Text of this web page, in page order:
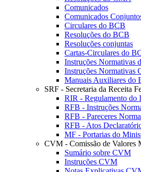
Comunicados
Comunicados
Circulares do BCB
Resoluções do BCB
Resoluções conjuntas
Cartas-Circulares do
Instruções Normativas
Instruções Normativas
Manuais Auxiliares do
SRF - Secretaria da Receita
RIR - Regulamento do
RFB - Instruções
RFB - Pareceres
RFB - Atos
MF - Portarias do
CVM - Comissão de Valores
Sumário sobre CVM
Instruções CVM